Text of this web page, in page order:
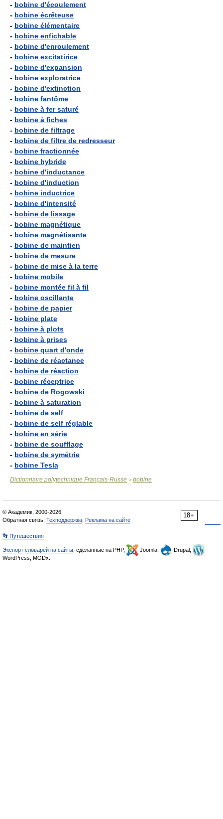
- bobine d'écoulement
- bobine écrêteuse
- bobine élémentaire
- bobine enfichable
- bobine d'enroulement
- bobine excitatirice
- bobine d'expansion
- bobine exploratrice
- bobine d'extinction
- bobine fantôme
- bobine à fer saturé
- bobine à fiches
- bobine de filtrage
- bobine de filtre de redresseur
- bobine fractionnée
- bobine hybride
- bobine d'inductance
- bobine d'induction
- bobine inductrice
- bobine d'intensité
- bobine de lissage
- bobine magnétique
- bobine magnétisante
- bobine de maintien
- bobine de mesure
- bobine de mise à la terre
- bobine mobile
- bobine montée fil à fil
- bobine oscillante
- bobine de papier
- bobine plate
- bobine à plots
- bobine à prises
- bobine quart d'onde
- bobine de réactance
- bobine de réaction
- bobine réceptrice
- bobine de Rogowski
- bobine à saturation
- bobine de self
- bobine de self réglable
- bobine en série
- bobine de soufflage
- bobine de symétrie
- bobine Tesla
Dictionnaire polytechnique Français-Russe > bobine
18+
© Академик, 2000-2026
Обратная связь: Техподдержка Реклама на сайте
👣 Путешествия
Экспорт словарей на сайты , сделанные на PHP, Joomla,
Drupal,
WordPress, MODx.